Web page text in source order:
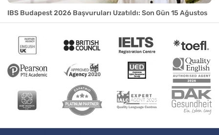
IBS Budapest 2026 Başvuruları Uzatıldı: Son Gün 15 Ağustos